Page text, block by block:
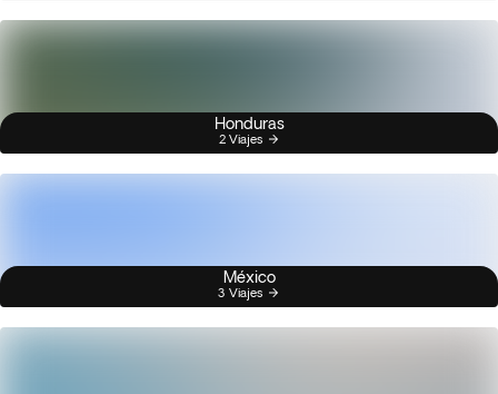
Honduras
2 Viajes
México
3 Viajes